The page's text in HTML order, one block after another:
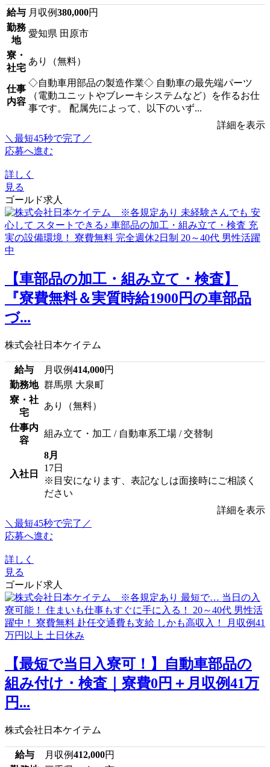
給与 月収例380,000円
勤務
地
愛知県 田原市
寮・
社宅
あり（無料）
仕事
内容
◇自動車用部品の製造作業◇ 自動車の最先端パーツ
（電動ユニットやブレーキシステムなど）を作るお仕
事です。 配属先によって、以下のいず...
詳細を表示
＼最短45秒で完了／
応募へ進む
詳しく
見る
ゴールド求人
【車部品の加工・組み立て・検査】
『寮費無料＆実質時給1900円の車部品
づ...
株式会社日本ケイテム
給与 月収例414,000円
勤務地 群馬県 大泉町
寮・社
宅
あり（無料）
仕事内
容
組み立て・加工 / 自動車系工場 / 交替制
入社日
8月
17日
※目安になります、表記なしは面接時にご相談く
ださい
詳細を表示
＼最短45秒で完了／
応募へ進む
詳しく
見る
ゴールド求人
【最短で当日入寮可！】自動車部品の
組み付け・検査｜寮費0円＋月収例41万
円...
株式会社日本ケイテム
給与 月収例412,000円